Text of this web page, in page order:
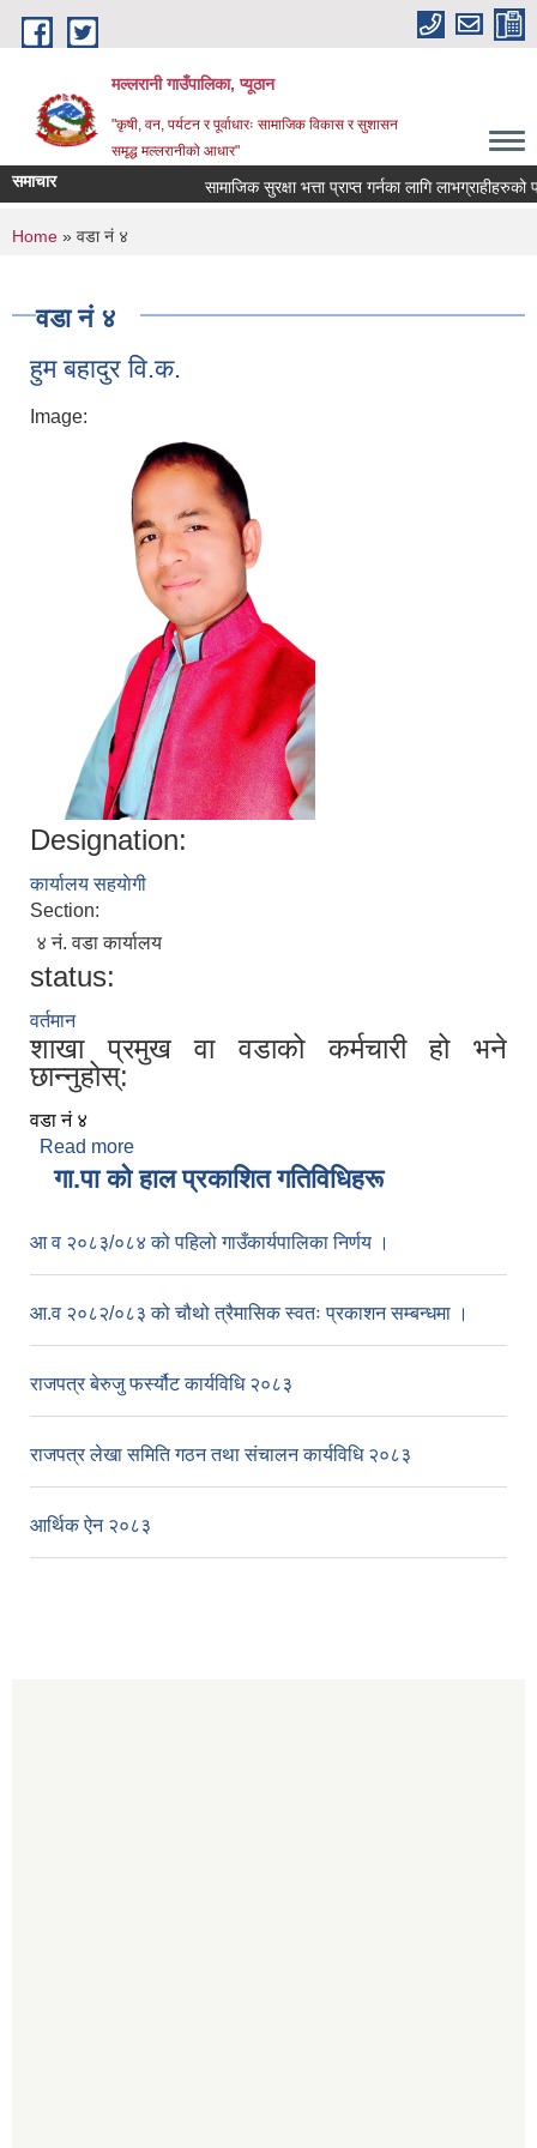
Skip to main content
मल्लरानी गाउँपालिका, प्यूठान
"कृषी, वन, पर्यटन र पूर्वाधारः सामाजिक विकास र सुशासन
समृद्ध मल्लरानीको आधार"
समाचार सामाजिक सुरक्षा भत्ता प्राप्त गर्नका लागि लाभग्राहीहरुको
You are here
Home » वडा नं ४
वडा नं ४
हुम बहादुर वि.क.
Image:
Designation:
कार्यालय सहयाेगी
Section:
४ नं. वडा कार्यालय
status:
वर्तमान
शाखा प्रमुख वा वडाको कर्मचारी हो भने
छान्नुहोस्:
वडा नं ४
Read more
गा.पा काे हाल प्रकाशित गतिविधिहरू
आ व २०८३/०८४ को पहिलो गाउँकार्यपालिका निर्णय ।
आ.व २०८२/०८३ को चौथो त्रैमासिक स्वतः प्रकाशन सम्बन्धमा ।
राजपत्र बेरुजु फर्स्यौट कार्यविधि २०८३
राजपत्र लेखा समिति गठन तथा संचालन कार्यविधि २०८३
आर्थिक ऐन २०८३